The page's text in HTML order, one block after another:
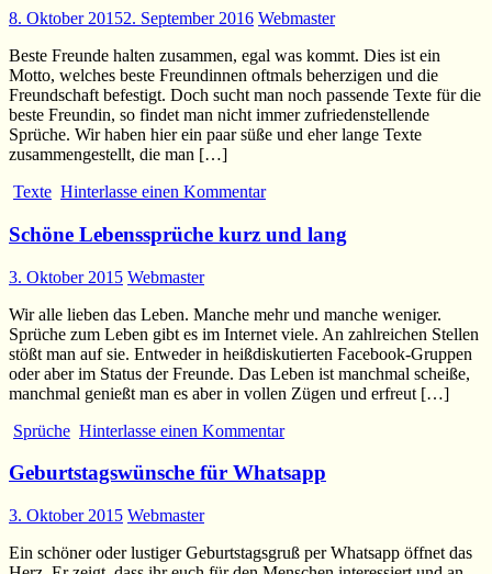
8. Oktober 20152. September 2016 Webmaster
Beste Freunde halten zusammen, egal was kommt. Dies ist ein
Motto, welches beste Freundinnen oftmals beherzigen und die
Freundschaft befestigt. Doch sucht man noch passende Texte für die
beste Freundin, so findet man nicht immer zufriedenstellende
Sprüche. Wir haben hier ein paar süße und eher lange Texte
zusammengestellt, die man […]
Texte Hinterlasse einen Kommentar
Schöne Lebenssprüche kurz und lang
3. Oktober 2015 Webmaster
Wir alle lieben das Leben. Manche mehr und manche weniger.
Sprüche zum Leben gibt es im Internet viele. An zahlreichen Stellen
stößt man auf sie. Entweder in heißdiskutierten Facebook-Gruppen
oder aber im Status der Freunde. Das Leben ist manchmal scheiße,
manchmal genießt man es aber in vollen Zügen und erfreut […]
Sprüche Hinterlasse einen Kommentar
Geburtstagswünsche für Whatsapp
3. Oktober 2015 Webmaster
Ein schöner oder lustiger Geburtstagsgruß per Whatsapp öffnet das